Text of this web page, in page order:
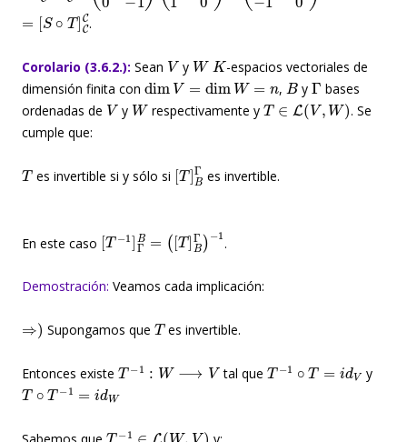
S CC
.
Corolario (3.6.2.): Sean y
-espacios vectoriales de
dimensión finita con
dim = dimW=n
,
B
y
Γ
bases
ordenadas de
V
y
W
respectivamente y
T∈L( V,W)
. Se
cumple que:
es invertible si y sólo si
[ ]B
es invertible.
En este caso
[T 1 Γ ([T]BΓ )
−1
.
Demostración: Veamos cada implicación:
)
Supongamos que
T
es invertible.
Entonces existe
T− 1 W⟶
tal que
T− 1 T= V
y
T∘T−1= idW
T− 1 (W,V